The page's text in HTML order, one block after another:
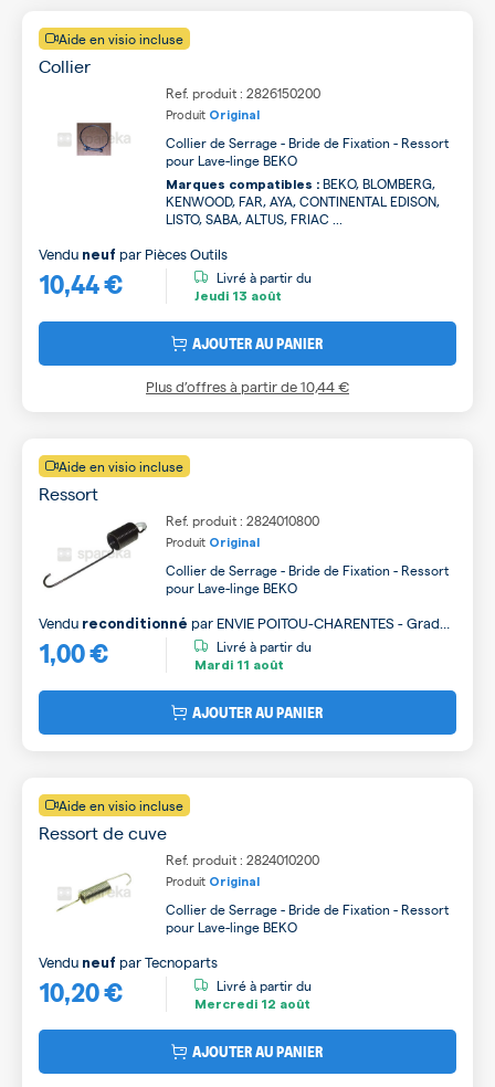
Aide en visio incluse
Collier
Ref. produit : 2826150200
Produit Original
Collier de Serrage - Bride de Fixation - Ressort
pour Lave-linge BEKO
Marques compatibles : BEKO, BLOMBERG,
KENWOOD, FAR, AYA, CONTINENTAL EDISON,
LISTO, SABA, ALTUS, FRIAC ...
10,44 €
Vendu neuf par Pièces Outils
Livré à partir du
Jeudi 13 août
AJOUTER AU PANIER
Plus d’offres à partir de10,44 €
Aide en visio incluse
Ressort
Ref. produit : 2824010800
Produit Original
Collier de Serrage - Bride de Fixation - Ressort
pour Lave-linge BEKO
1,00 €
Vendu reconditionné par ENVIE POITOU-CHARENTES - Grade
B
Livré à partir du
Mardi 11 août
AJOUTER AU PANIER
Aide en visio incluse
Ressort de cuve
Ref. produit : 2824010200
Produit Original
Collier de Serrage - Bride de Fixation - Ressort
pour Lave-linge BEKO
10,20 €
Vendu neuf parTecnoparts
Livré à partir du
Mercredi 12 août
AJOUTER AU PANIER